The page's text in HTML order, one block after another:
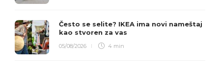
Često se selite? IKEA ima novi nameštaj
kao stvoren za vas
05/08/2026 4 min